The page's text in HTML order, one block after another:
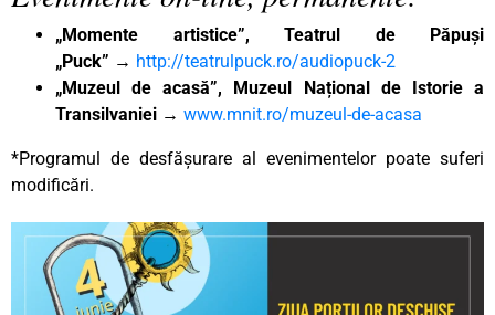
„Momente artistice”, Teatrul de Păpuși
„Puck” → http://teatrulpuck.ro/audiopuck-2
„Muzeul de acasă”, Muzeul Național de Istorie a
Transilvaniei → www.mnit.ro/muzeul-de-acasa
*Programul de desfășurare al evenimentelor poate suferi
modificări.